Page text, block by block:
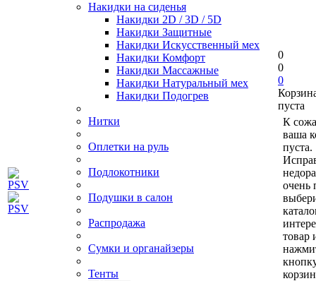
Накидки на сиденья
Накидки 2D / 3D / 5D
Накидки Защитные
Накидки Искусственный мех
Накидки Комфорт
Накидки Массажные
Накидки Натуральный мех
Накидки Подогрев
Нитки
Оплетки на руль
Подлокотники
Подушки в салон
Распродажа
Сумки и органайзеры
Тенты
0
0
0
пуста
К
ваша
пуста.
очень
товар